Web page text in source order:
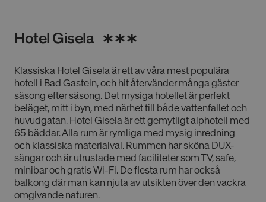
Hotel Gisela
Klassiska Hotel Gisela är ett av våra mest populära
hotell i Bad Gastein, och hit återvänder många gäster
säsong efter säsong. Det mysiga hotellet är perfekt
beläget, mitt i byn, med närhet till både vattenfallet och
huvudgatan. Hotel Gisela är ett gemytligt alphotell med
65 bäddar. Alla rum är rymliga med mysig inredning
och klassiska materialval. Rummen har sköna DUX-
sängar och är utrustade med faciliteter som TV, safe,
minibar och gratis Wi-Fi. De flesta rum har också
balkong där man kan njuta av utsikten över den vackra
omgivande naturen.